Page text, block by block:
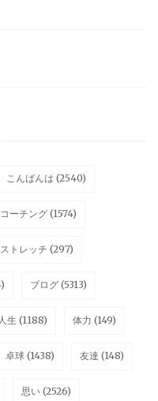
こんばんは (2540)
コーチング (1574)
ストレッチ (297)
ブログ (5313)
人生 (1188) 体力 (149)
卓球 (1438) 友達 (148)
思い (2526)